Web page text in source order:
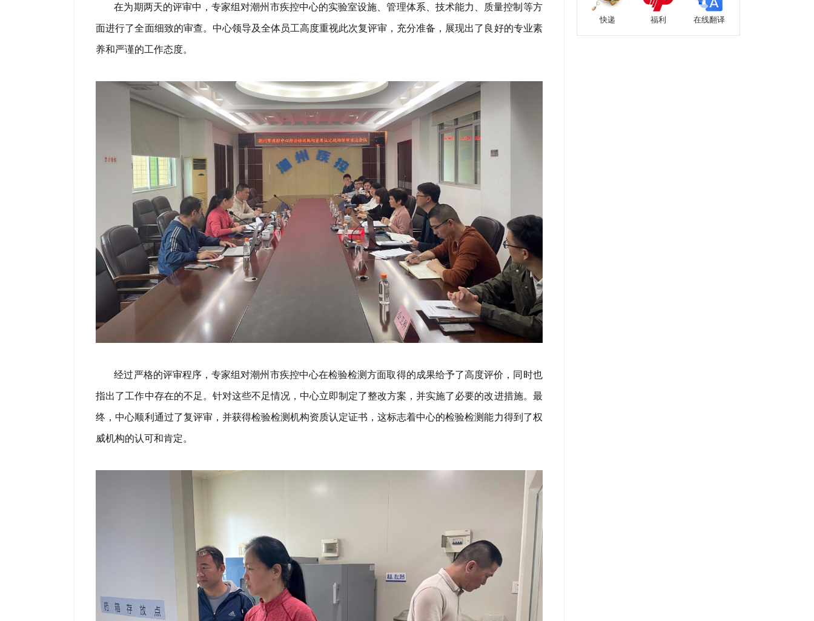
在为期两天的评审中，专家组对潮州市疾控中心的实验室设施、管理体系、技术能力、质量控制等方
面进行了全面细致的审查。中心领导及全体员工高度重视此次复评审，充分准备，展现出了良好的专业素
养和严谨的工作态度。
经过严格的评审程序，专家组对潮州市疾控中心在检验检测方面取得的成果给予了高度评价，同时也
指出了工作中存在的不足。针对这些不足情况，中心立即制定了整改方案，并实施了必要的改进措施。最
终，中心顺利通过了复评审，并获得检验检测机构资质认定证书，这标志着中心的检验检测能力得到了权
威机构的认可和肯定。
快递 福利 在线翻译